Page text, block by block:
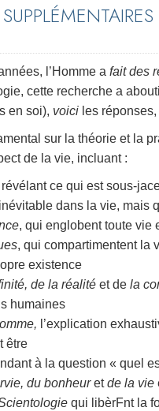
l’Homme a fait des
cette recherche a
en soi), voici les
sur la théorie et la
de la vie, incluant :
révélant ce qui est sous-
dans la vie, mais
, qui englobent toute vie
, qui compartimentent la
existence
de la réalité et de la
humaines
l’explication
être
à la question « quel
du bonheuretde la vie
qui libèrFnt la